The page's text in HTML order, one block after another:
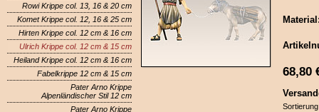
Rowi Krippe col. 13, 16 & 20 cm
Komet Krippe col. 12, 16 & 25 cm
Hirten Krippe col. 12 cm & 16 cm
Ulrich Krippe col. 12 cm & 15 cm
Heiland Krippe col. 12 cm & 16 cm
Fabelkrippe 12 cm & 15 cm
Pater Arno Krippe
Alpenländischer Stil 12 cm
Pater Arno Krippe
68,80